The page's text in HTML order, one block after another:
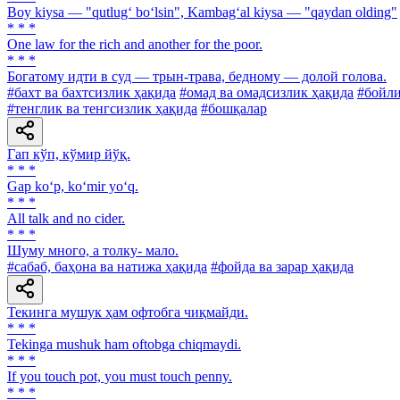
Boy kiysa — "qutlug‘ bo‘lsin", Kambag‘al kiysa — "qaydan olding"
* * *
One law for the rich and another for the poor.
* * *
Богатому идти в суд — трын-трава, бедному — долой голова.
#бахт ва бахтсизлик ҳақида #омад ва омадсизлик ҳақида
#тенглик ва тенгсизлик ҳақида #бошқалар
Гап кўп, кўмир йўқ.
* * *
Gap ko‘p, ko‘mir yo‘q.
* * *
All talk and no cider.
* * *
Шуму много, а толку- мало.
#сабаб, баҳона ва натижа ҳақида #фойда ва зарар ҳақида
Текинга мушук ҳам офтобга чиқмайди.
* * *
Tekinga mushuk ham oftobga chiqmaydi.
* * *
If you touch pot, you must touch penny.
* * *